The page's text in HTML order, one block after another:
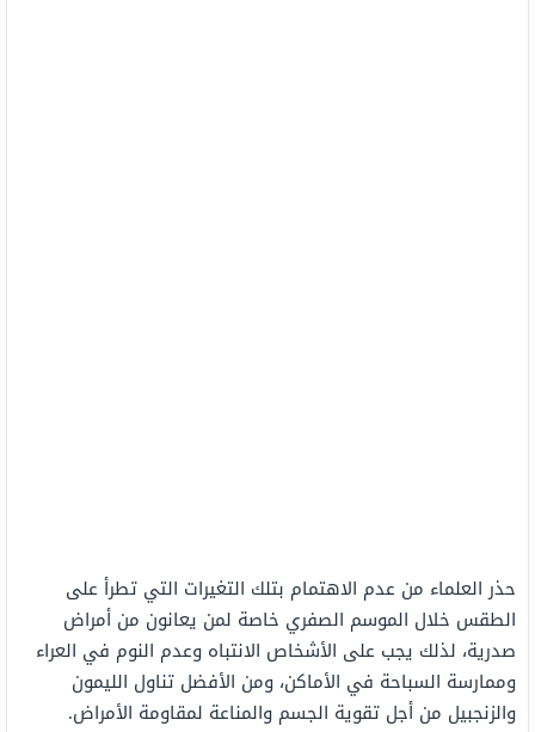
حذر العلماء من عدم الاهتمام بتلك التغيرات التي تطرأ على
الطقس خلال الموسم الصفري خاصة لمن يعانون من أمراض
صدرية، لذلك يجب على الأشخاص الانتباه وعدم النوم في العراء
وممارسة السباحة في الأماكن، ومن الأفضل تناول الليمون
والزنجبيل من أجل تقوية الجسم والمناعة لمقاومة الأمراض.